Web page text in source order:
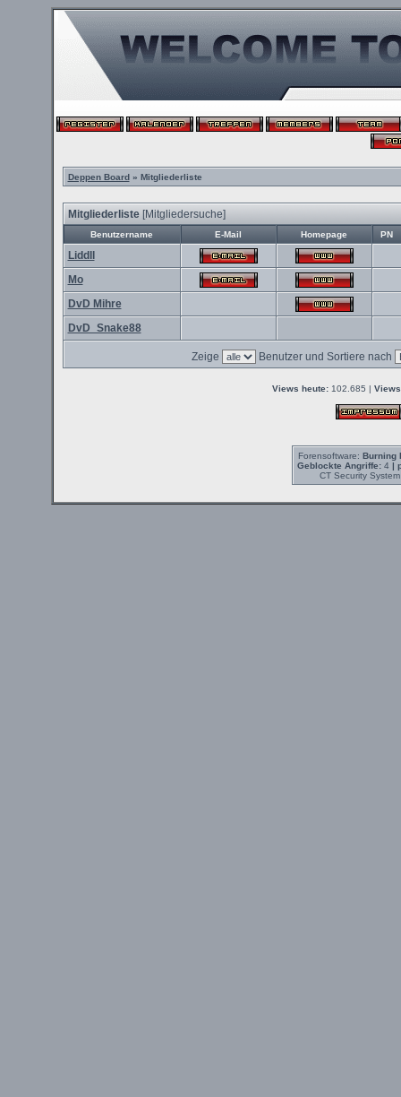
Deppen Board» Mitgliederliste
Mitgliederliste[Mitgliedersuche]
Benutzername E-Mail Homepage PN
Liddll
Mo
DvD Mihre
DvD_Snake88
Zeige Benutzer und Sortiere nach
Views heute: 102.685 |
Forensoftware: Burning
Geblockte Angriffe:4 |
CT Security